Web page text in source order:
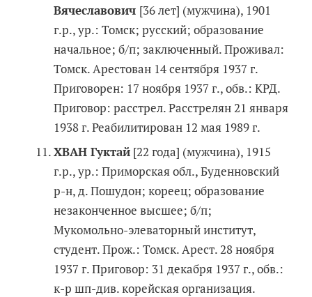
Вячеславович [36 лет] (мужчина), 1901
г.р., ур.: Томск; русский; образование
начальное; б/п; заключенный. Проживал:
Томск. Арестован 14 сентября 1937 г.
Приговорен: 17 ноября 1937 г., обв.: КРД.
Приговор: расстрел. Расстрелян 21 января
1938 г. Реабилитирован 12 мая 1989 г.
ХВАН Гуктай[22 года] (мужчина), 1915
г.р., ур.: Приморская обл., Буденновский
р-н, д. Пошудон; кореец; образование
незаконченное высшее; б/п;
Мукомольно-элеваторный институт,
студент. Прож.: Томск. Арест. 28 ноября
1937 г. Приговор: 31 декабря 1937 г., обв.:
к-р шп-див. корейская организация.